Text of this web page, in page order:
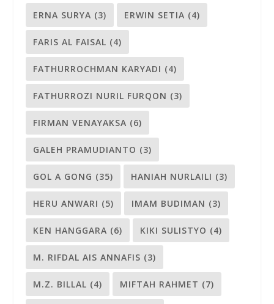
ERNA SURYA (3) ERWIN SETIA (4)
FARIS AL FAISAL (4)
FATHURROCHMAN KARYADI (4)
FATHURROZI NURIL FURQON (3)
FIRMAN VENAYAKSA (6)
GALEH PRAMUDIANTO (3)
GOL A GONG (35) HANIAH NURLAILI (3)
HERU ANWARI (5) IMAM BUDIMAN (3)
KEN HANGGARA (6) KIKI SULISTYO (4)
M. RIFDAL AIS ANNAFIS (3)
M.Z. BILLAL (4) MIFTAH RAHMET (7)